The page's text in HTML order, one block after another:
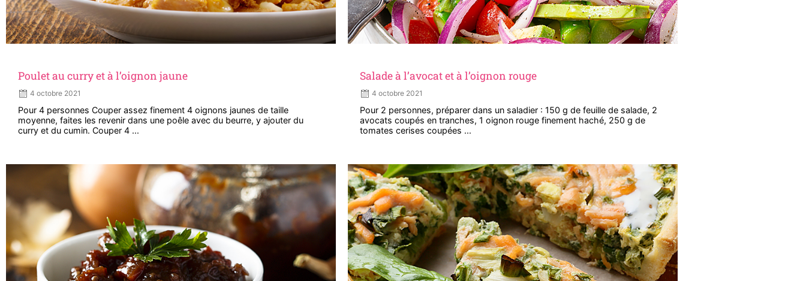
Poulet au curry et à l’oignon jaune
4 octobre 2021
Pour 4 personnes Couper assez finement 4 oignons jaunes de taille
moyenne, faites les revenir dans une poêle avec du beurre, y ajouter du
curry et du cumin. Couper 4 ...
Salade à l’avocat et à l’oignon rouge
4 octobre 2021
Pour 2 personnes, préparer dans un saladier : 150 g de feuille de salade, 2
avocats coupés en tranches, 1 oignon rouge finement haché, 250 g de
tomates cerises coupées ...